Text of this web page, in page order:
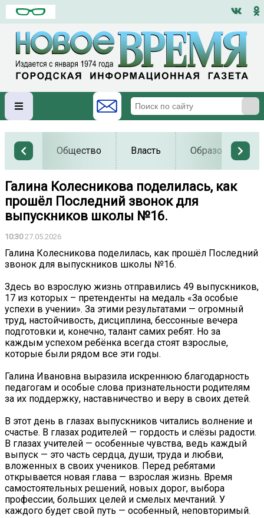
Общество Власть Образование
Галина Колесникова поделилась, как
прошёл Последний звонок для
выпускников школы №16.
10:3027.05.2026
Галина Колесникова поделилась, как прошёл Последний
звонок для выпускников школы №16.
Здесь во взрослую жизнь отправились 49 выпускников,
17 из которых – претенденты на медаль «За особые
успехи в учении». За этими результатами — огромный
труд, настойчивость, дисциплина, бессонные вечера
подготовки и, конечно, талант самих ребят. Но за
каждым успехом ребёнка всегда стоят взрослые,
которые были рядом все эти годы.
Галина Ивановна выразила искреннюю благодарность
педагогам и особые слова признательности родителям
за их поддержку, наставничество и веру в своих детей.
В этот день в глазах выпускников читались волнение и
счастье. В глазах родителей — гордость и слёзы радости.
В глазах учителей — особенные чувства, ведь каждый
выпуск — это часть сердца, души, труда и любви,
вложенных в своих учеников. Перед ребятами
открывается новая глава — взрослая жизнь. Время
самостоятельных решений, новых дорог, выбора
профессии, больших целей и смелых мечтаний. У
каждого будет свой путь — особенный, неповторимый.